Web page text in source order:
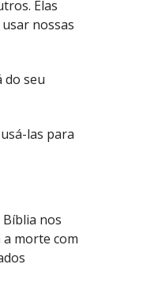
Elas
nossas
do seu
las para
nos
morte com